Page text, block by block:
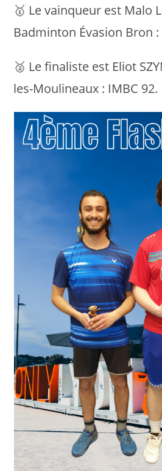
🥇 Le vainqueur est Malo
Badminton Évasion Bron :
🥈 Le finaliste est Eliot
les-Moulineaux : IMBC 92.